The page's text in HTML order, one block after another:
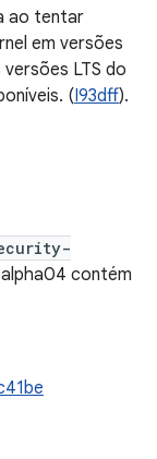
ao tentar
em versões
LTS do
(I93dff).
contém